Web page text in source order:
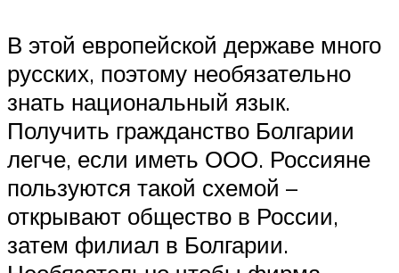
В этой европейской державе много
русских, поэтому необязательно
знать национальный язык.
Получить гражданство Болгарии
легче, если иметь ООО. Россияне
пользуются такой схемой –
открывают общество в России,
затем филиал в Болгарии.